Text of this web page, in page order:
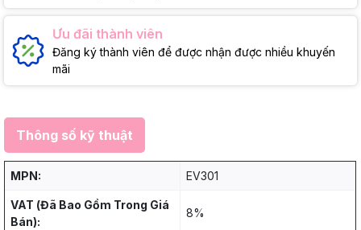
Ưu đãi thành viên
Đăng ký thành viên để được nhận được nhiều khuyến
mãi
Thông số kỹ thuật
MPN: EV301
VAT (Đã Bao Gồm Trong Giá
Bán):
8%